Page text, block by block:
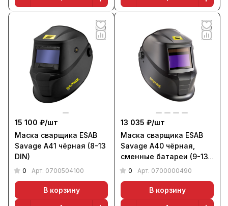
15 100 ₽/шт
Маска сварщика ESAB
Savage A41 чёрная (8-13
DIN)
0 Арт. 0700504100
В корзину
13 035 ₽/шт
Маска сварщика ESAB
Savage A40 чёрная,
сменные батареи (9-13
DIN)
0 Арт. 0700000490
В корзину